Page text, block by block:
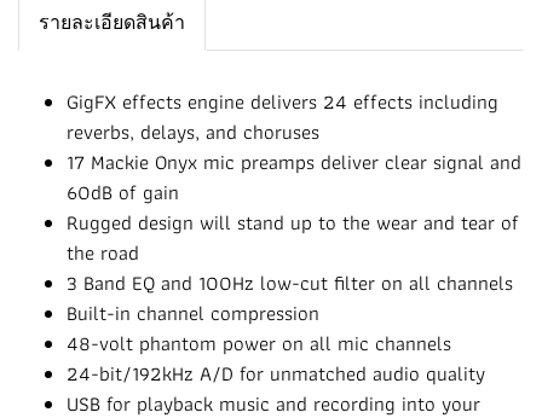
รายละเอียดสินค้า
GigFX effects engine delivers 24 effects including
reverbs, delays, and choruses
17 Mackie Onyx mic preamps deliver clear signal and
60dB of gain
Rugged design will stand up to the wear and tear of
the road
3 Band EQ and 100Hz low-cut filter on all channels
Built-in channel compression
48-volt phantom power on all mic channels
24-bit/192kHz A/D for unmatched audio quality
USB for playback music and recording into your